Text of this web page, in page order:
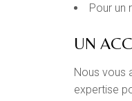
Pour un
UN
Nous vous
expertise